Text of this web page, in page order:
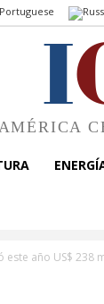
I
año US$ 238